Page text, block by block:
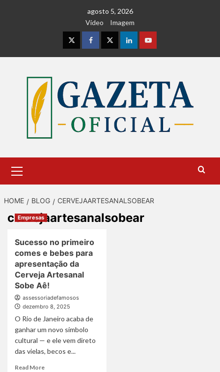
agosto 5, 2026
Vídeo
Imagem
InstagramFacebookTwitterLinkedinYoutube
Menu
HOME BLOG CERVEJAARTESANALSOBEAR
cervejaartesanalsobear
Empresas
Sucesso no primeiro
comes e bebes para
apresentação da
Cerveja Artesanal
Sobe Aê!
assessoriadefamosos
dezembro 8, 2025
O Rio de Janeiro acaba de
ganhar um novo símbolo
cultural — e ele vem direto
das vielas, becos e...
Read MoreRead